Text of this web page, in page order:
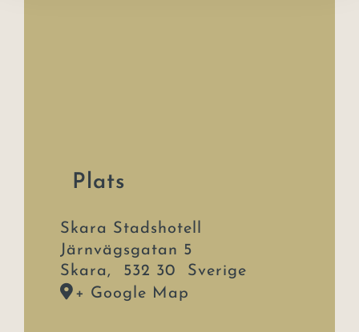
Plats
Skara Stadshotell
Järnvägsgatan 5
Skara, 532 30
Sverige
+ Google Map